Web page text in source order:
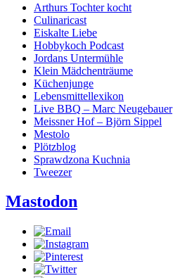
Arthurs Tochter kocht
Culinaricast
Eiskalte Liebe
Hobbykoch Podcast
Jordans Untermühle
Klein Mädchenträume
Küchenjunge
Lebensmittellexikon
Live BBQ – Marc Neugebauer
Meissner Hof – Björn Sippel
Mestolo
Plötzblog
Sprawdzona Kuchnia
Tweezer
Mastodon